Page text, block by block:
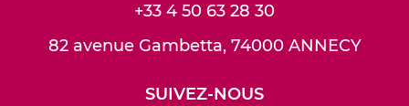
+33 4 50 63 28 30
82 avenue Gambetta, 74000 ANNECY
SUIVEZ-NOUS